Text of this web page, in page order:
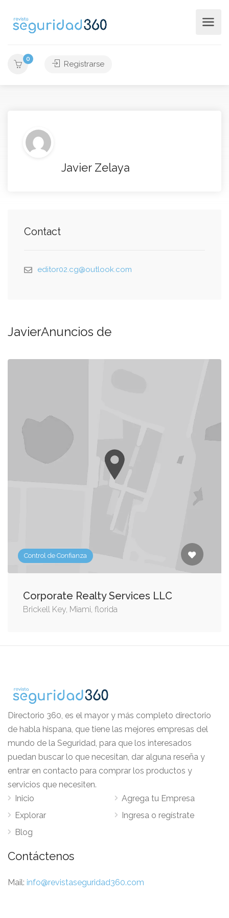
0
Registrarse
Javier Zelaya
Contact
editor02.cg@outlook.com
JavierAnuncios de
Control de Confianza
Corporate Realty Services LLC
Brickell Key, Miami, florida
Directorio 360, es el mayor y más completo directorio
de habla hispana, que tiene las mejores empresas del
mundo de la Seguridad, para que los interesados
puedan buscar lo que necesitan, dar alguna reseña y
entrar en contacto para comprar los productos y
servicios que necesiten.
Inicio
Explorar
Blog
Agrega tu Empresa
Ingresa o regístrate
Contáctenos
Mail: info@revistaseguridad360.com